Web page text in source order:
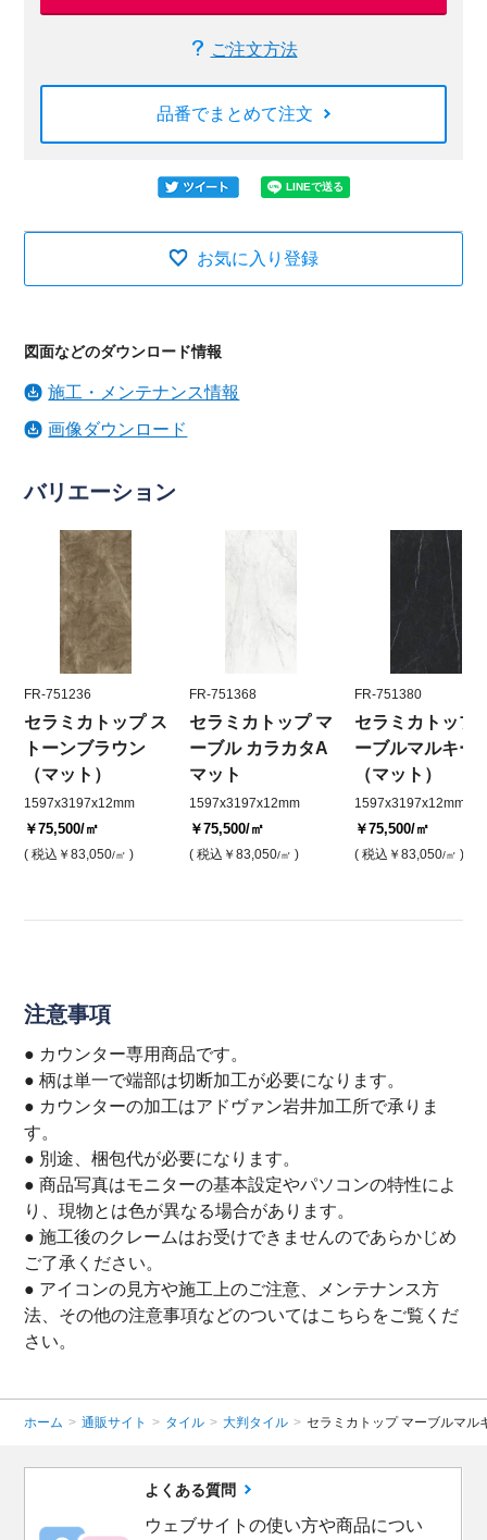
ご注文方法
品番でまとめて注文
お気に入り登録
図面などのダウンロード情報
施工・メンテナンス情報
画像ダウンロード
バリエーション
FR-751236
セラミカトップ ス
トーンブラウン
（マット）
1597x3197x12mm
￥75,500/㎡
( 税込 ￥83,050/㎡ )
FR-751368
セラミカトップ マ
ーブル カラカタA
マット
1597x3197x12mm
￥75,500/㎡
( 税込 ￥83,050/㎡ )
FR-751380
セラミカトップ
ーブルマルキー
（マット）
1597x3197x12mm
￥75,500/㎡
( 税込 ￥83,050/㎡ )
注意事項
● カウンター専用商品です。
● 柄は単一で端部は切断加工が必要になります。
● カウンターの加工はアドヴァン岩井加工所で承りま
す。
● 別途、梱包代が必要になります。
● 商品写真はモニターの基本設定やパソコンの特性によ
り、現物とは色が異なる場合があります。
● 施工後のクレームはお受けできませんのであらかじめ
ご了承ください。
● アイコンの見方や施工上のご注意、メンテナンス方
法、その他の注意事項などのついてはこちらをご覧くだ
さい。
ホーム > 通販サイト > タイル > 大判タイル > セラミカトップ マーブルマル
よくある質問
ウェブサイトの使い方や商品につい